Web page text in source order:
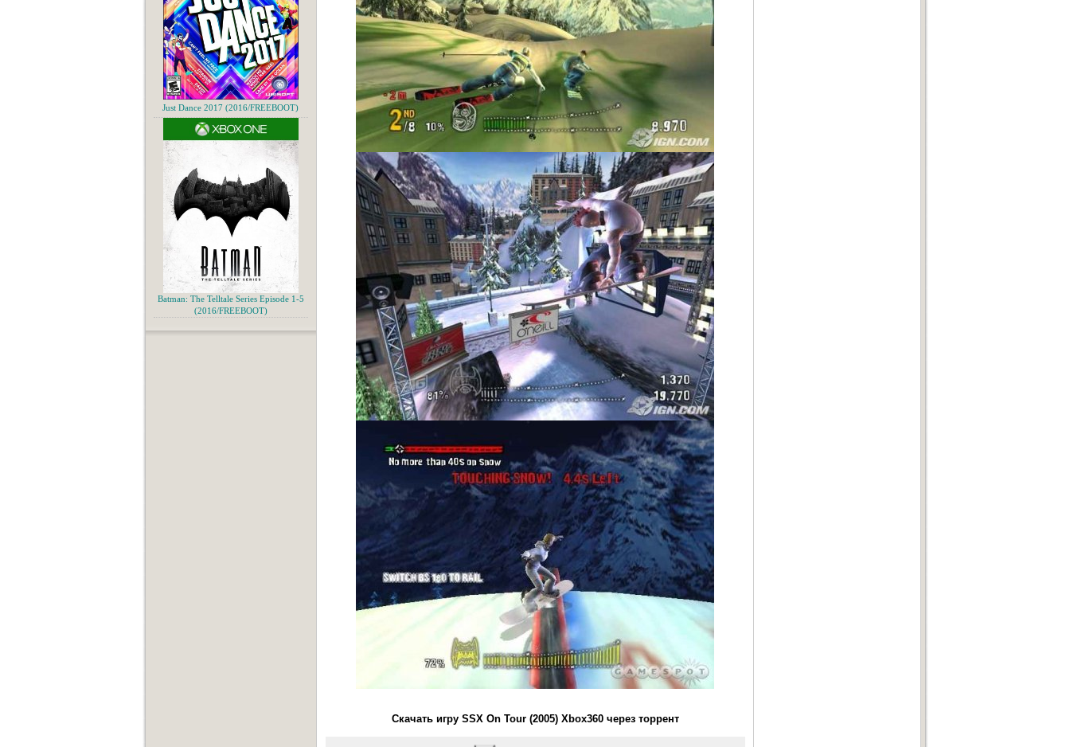
Скачать игру SSX On Tour (2005) Xbox360 через торрент
Just Dance 2017 (2016/FREEBOOT)
Batman: The Telltale Series Episode 1-5
(2016/FREEBOOT)